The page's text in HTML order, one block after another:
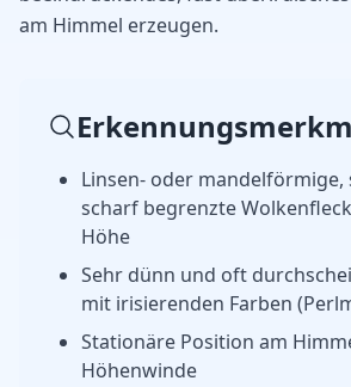
am Himmel erzeugen.
Linsen- oder
scharf begrenzte
Höhe
Sehr dünn und oft
mit irisierenden Farben
Stationäre Position am
Höhenwinde